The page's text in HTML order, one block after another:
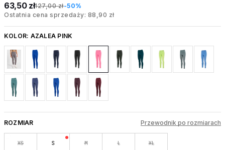
63,50 zł127,00 zł-50%
Ostatnia cena sprzedaży: 88,90 zł
KOLOR: AZALEA PINK
ROZMIAR Przewodnik po rozmiarach
XS S M L XL